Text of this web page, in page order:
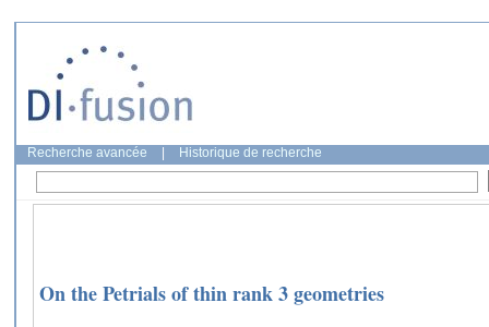
Recherche avancée Historique de recherche
On the Petrials of thin rank 3 geometries